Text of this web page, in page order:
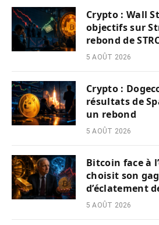
Crypto : Wall
objectifs sur
rebond de
5 AOÛT 2026
Crypto :
résultats de
un rebond
5 AOÛT 2026
Bitcoin face à
choisit son
d’éclatement
5 AOÛT 2026